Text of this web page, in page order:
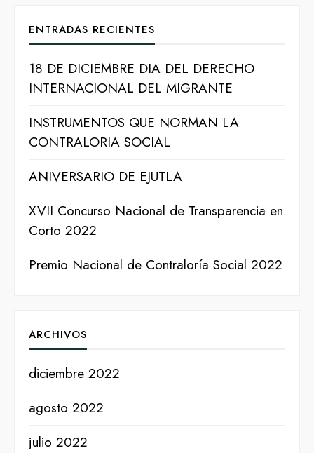
ENTRADAS RECIENTES
18 DE DICIEMBRE DIA DEL DERECHO
INTERNACIONAL DEL MIGRANTE
INSTRUMENTOS QUE NORMAN LA
CONTRALORIA SOCIAL
ANIVERSARIO DE EJUTLA
XVII Concurso Nacional de Transparencia en
Corto 2022
Premio Nacional de Contraloría Social 2022
ARCHIVOS
diciembre 2022
agosto 2022
julio 2022